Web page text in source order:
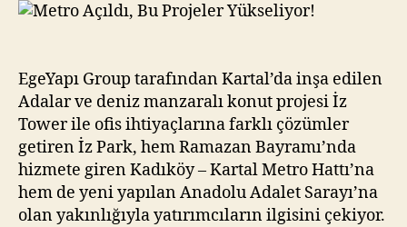
EgeYapı Group tarafından Kartal’da inşa edilen
Adalar ve deniz manzaralı konut projesi İz
Tower ile ofis ihtiyaçlarına farklı çözümler
getiren İz Park, hem Ramazan Bayramı’nda
hizmete giren Kadıköy – Kartal Metro Hattı’na
hem de yeni yapılan Anadolu Adalet Sarayı’na
olan yakınlığıyla yatırımcıların ilgisini çekiyor.